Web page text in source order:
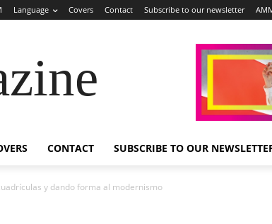
Language Covers Contact Subscribe to our newsletter
CONTACT SUBSCRIBE TO OUR
y dando forma al modernismo